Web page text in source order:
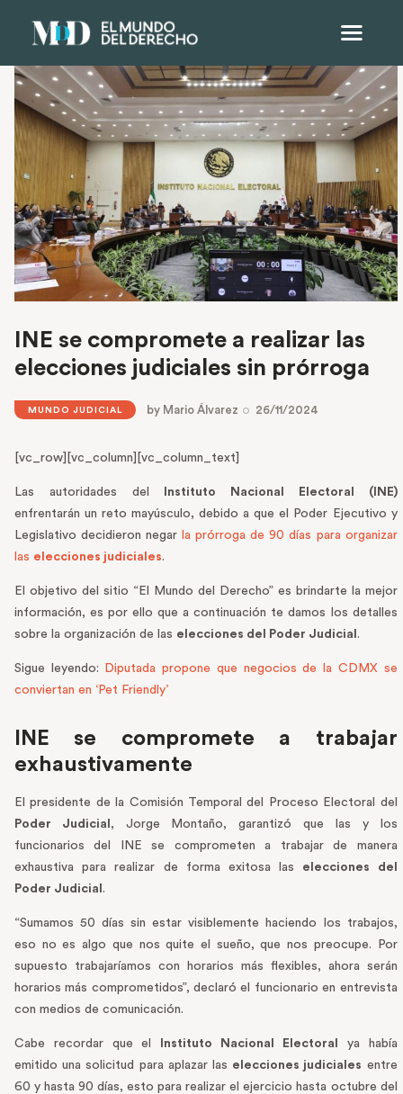
INE se compromete a realizar las
elecciones judiciales sin prórroga
MUNDO JUDICIAL by Mario Álvarez 26/11/2024
[vc_row][vc_column][vc_column_text]
Las autoridades del
Instituto Nacional Electoral (INE)
enfrentarán un reto mayúsculo, debido a que el Poder Ejecutivo y
Legislativo decidieron negar la prórroga de 90 días para organizar
las elecciones judiciales.
El objetivo del sitio “El Mundo del Derecho” es brindarte la mejor
información, es por ello que a continuación te damos los detalles
sobre la organización de las elecciones del Poder Judicial .
Sigue leyendo:
Diputada propone que negocios de la CDMX se
conviertan en ‘Pet Friendly’
INE se compromete a trabajar
exhaustivamente
El presidente de la Comisión Temporal del Proceso Electoral del
Poder Judicial , Jorge Montaño, garantizó que las y los
funcionarios del INE se comprometen a trabajar de manera
exhaustiva para realizar de forma exitosa las elecciones del
Poder Judicial .
“Sumamos 50 días sin estar visiblemente haciendo los trabajos,
eso no es algo que nos quite el sueño, que nos preocupe. Por
supuesto trabajaríamos con horarios más flexibles, ahora serán
horarios más comprometidos”, declaró el funcionario en entrevista
con medios de comunicación.
Cabe recordar que el Instituto Nacional Electoral
ya había
emitido una solicitud para aplazar las elecciones judiciales entre
60 y hasta 90 días, esto para realizar el ejercicio hasta octubre del